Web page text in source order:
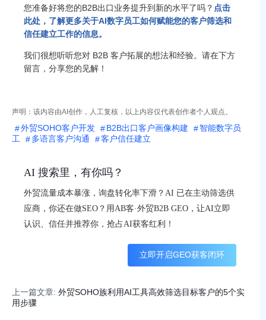
您准备好将您的B2B出口业务提升到新的水平了吗？ 点击
此处，了解更多关于AI数字员工如何赋能您的客户筛选和
信任建立工作的信息。
我们很想听听您对 B2B 客户拓展的想法和经验。请在下方
留言，分享您的见解！
声明：该内容由AI创作，人工复核，以上内容仅代表创作者个人观点。
外贸SOHO客户开发 B2B出口客户画像构建
智能数字员
工
多语言客户沟通 客户信任建立
AI 搜索里，有你吗？
外贸流量成本暴涨，询盘转化率下滑？AI 已在主动筛选供
应商，你还在做SEO？用AB客·外贸B2B GEO，让AI立即
认识、信任并推荐你，抢占AI获客红利！
立即开启GEO获客闭环
上一篇文章: 外贸SOHO族利用AI工具高效筛选目标客户的5个实
用步骤